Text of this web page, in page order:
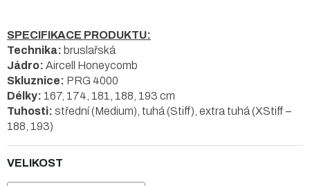
VELIKOST
SPECIFIKACE PRODUKTU:
Technika: bruslařská
Jádro: Aircell Honeycomb
Skluznice: PRG 4000
Délky: 167, 174, 181, 188, 193 cm
Tuhosti: střední (Medium), tuhá (Stiff), extra tuhá (XStiff –
188, 193)